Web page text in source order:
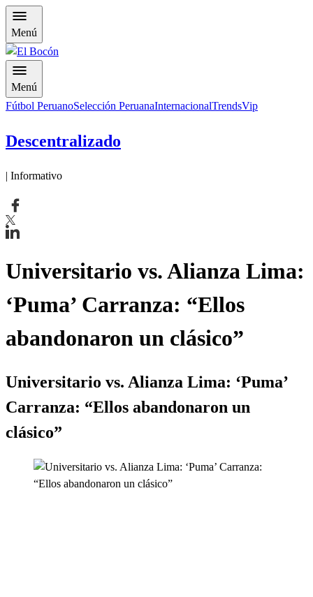
Menú
Menú
Fútbol PeruanoSelección PeruanaInternacionalTrendsVip
Descentralizado
| Informativo
Universitario vs. Alianza Lima:
‘Puma’ Carranza: “Ellos
abandonaron un clásico”
Universitario vs. Alianza Lima: ‘Puma’
Carranza: “Ellos abandonaron un
clásico”